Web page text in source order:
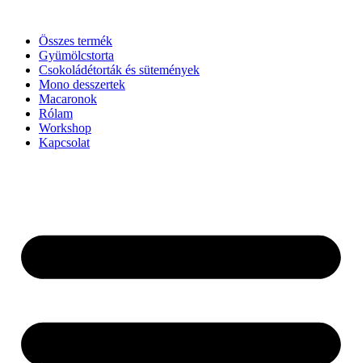
tartalomhozÖsszes termék
Gyümölcstorta
Csokoládétorták és sütemények
Mono desszertek
Macaronok
Rólam
Workshop
Kapcsolat